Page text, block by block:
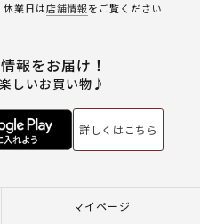
業日は店舗情報をご覧ください
報をお届け！
しいお買い物♪
詳しくはこちら
マイページ